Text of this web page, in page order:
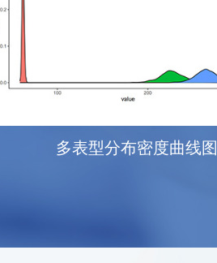
多表型分布密度曲线图